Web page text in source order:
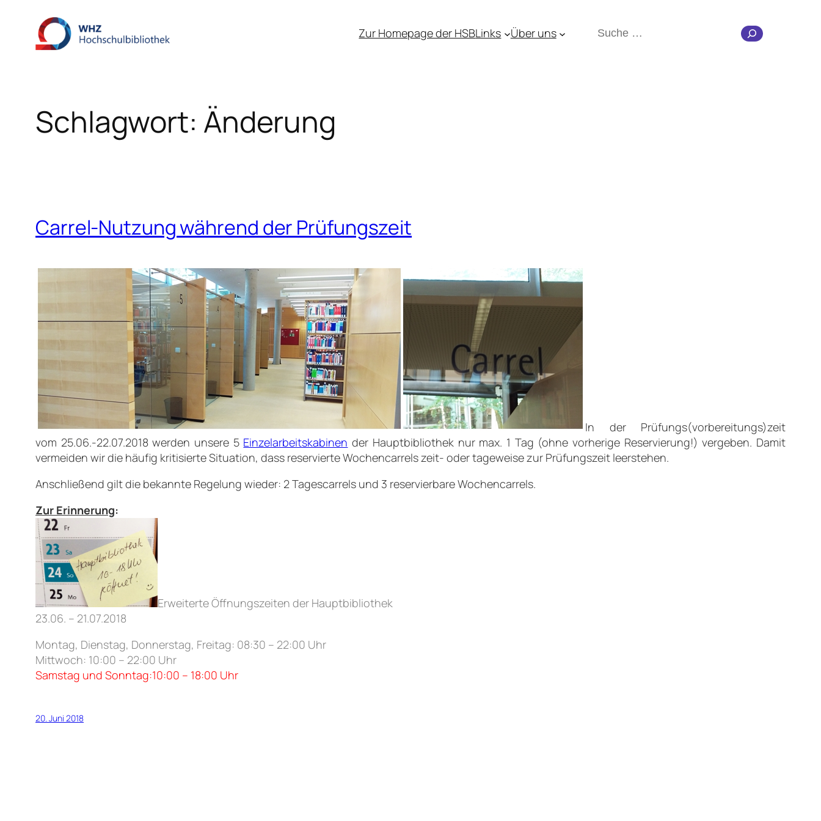
springen
Zur Homepage der HSBLinks Über uns Suchen
Schlagwort: Änderung
Carrel-Nutzung während der Prüfungszeit
In der Prüfungs(vorbereitungs)zeit
vom 25.06.-22.07.2018 werden unsere 5 Einzelarbeitskabinen der Hauptbibliothek nur max. 1 Tag (ohne vorherige Reservierung!) vergeben. Damit
vermeiden wir die häufig kritisierte Situation, dass reservierte Wochencarrels zeit- oder tageweise zur Prüfungszeit leerstehen.
Anschließend gilt die bekannte Regelung wieder: 2 Tagescarrels und 3 reservierbare Wochencarrels.
Zur Erinnerung:
Erweiterte Öffnungszeiten der Hauptbibliothek
23.06. – 21.07.2018
Montag, Dienstag, Donnerstag, Freitag: 08:30 – 22:00 Uhr
Mittwoch: 10:00 – 22:00 Uhr
Samstag und Sonntag:10:00 – 18:00 Uhr
20. Juni 2018